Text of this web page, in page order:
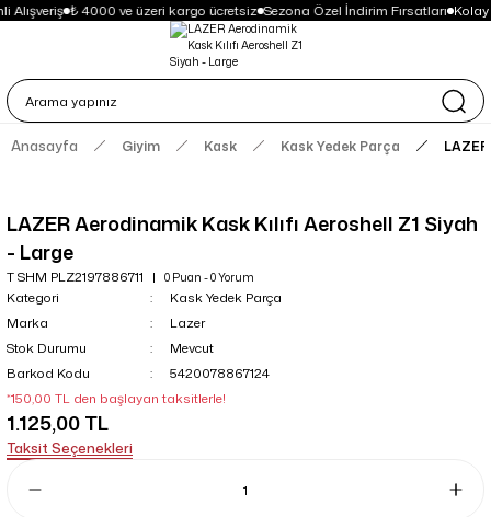
Alışveriş ₺ 4000 ve üzeri kargo ücretsiz Sezona Özel İndirim Fırsatları Kolay
Anasayfa Giyim Kask Kask Yedek Parça
LAZER Aerodinamik Kask Kılıfı Aeroshell Z1 Siyah
- Large
T SHM PLZ2197886711 0 Puan - 0 Yorum
Kategori
Kask Yedek Parça
Marka
Lazer
Stok Durumu
Mevcut
Barkod Kodu
5420078867124
*150,00 TL den başlayan taksitlerle!
1.125,00 TL
Taksit Seçenekleri